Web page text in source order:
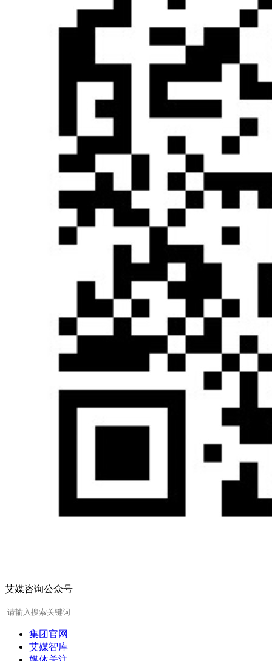
艾媒咨询公众号
集团官网
艾媒智库